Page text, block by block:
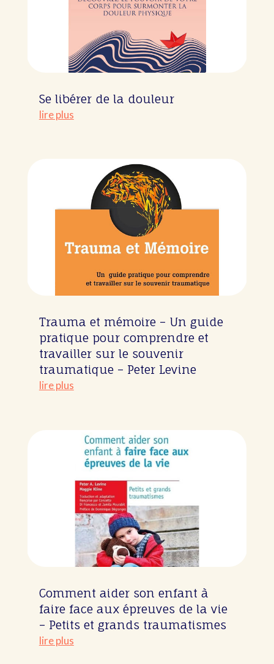
Se libérer de la douleur
lire plus
Trauma et mémoire – Un guide
pratique pour comprendre et
travailler sur le souvenir
traumatique – Peter Levine
lire plus
Comment aider son enfant à
faire face aux épreuves de la vie
– Petits et grands traumatismes
lire plus